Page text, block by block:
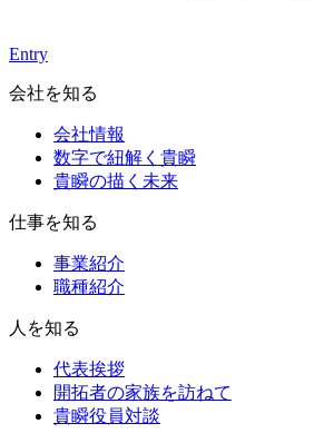
Entry
会社を知る
会社情報
数字で紐解く貴瞬
貴瞬の描く未来
仕事を知る
事業紹介
職種紹介
人を知る
代表挨拶
開拓者の家族を訪ねて
貴瞬役員対談